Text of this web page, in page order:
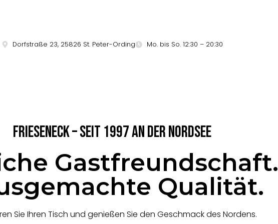
Dorfstraße 23, 25826 St. Peter-Ording Mo. bis So. 12:30 – 20:30
Frieseneck – Seit 1997 an der Nordsee
Gastfreundschaft.
Qualität.
Sie Ihren Tisch und genießen Sie den Geschmack des Nordens.